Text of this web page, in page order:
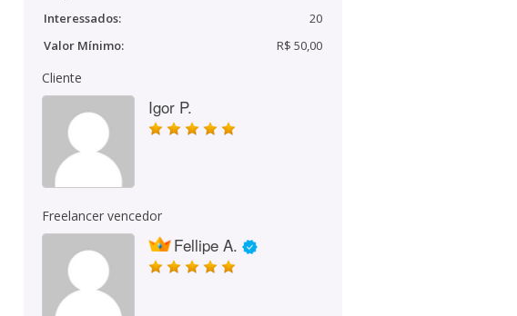
Interessados:
20
Valor Mínimo:
R$ 50,00
Cliente
Igor P.
Freelancer vencedor
Fellipe A.